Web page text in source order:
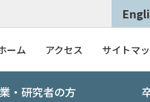
ーム アクセス サイトマ
・研究者の方